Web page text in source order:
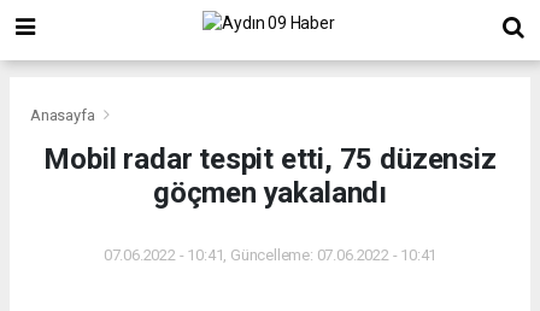
Anasayfa
Mobil radar tespit etti, 75 düzensiz
göçmen yakalandı
07.06.2022 - 10:41, Güncelleme: 07.06.2022 - 10:41